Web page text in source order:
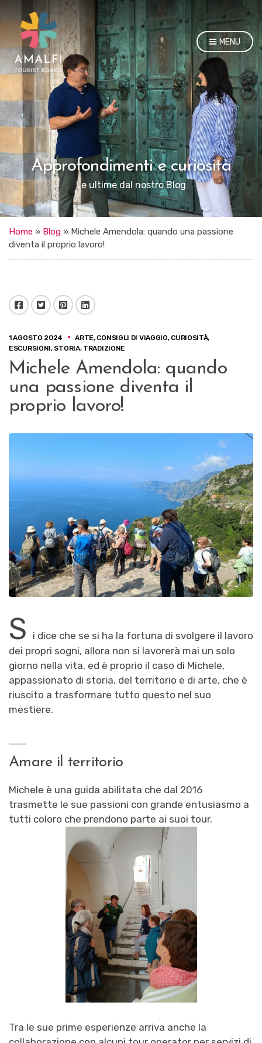
MENU
Approfondimenti e curiosità
Le ultime dal nostro Blog
Home » Blog » Michele Amendola: quando una passione
diventa il proprio lavoro!
Facebook Twitter Pinterest LinkedIn
1 AGOSTO 2024 ARTE, CONSIGLI DI VIAGGIO, CURIOSITÀ,
ESCURSIONI, STORIA, TRADIZIONE
Michele Amendola: quando
una passione diventa il
proprio lavoro!
S
i dice che se si ha la fortuna di svolgere il lavoro
dei propri sogni, allora non si lavorerà mai un solo
giorno nella vita, ed è proprio il caso di Michele,
appassionato di storia, del territorio e di arte, che è
riuscito a trasformare tutto questo nel suo
mestiere.
Amare il territorio
Michele è una guida abilitata che dal 2016
trasmette le sue passioni con grande entusiasmo a
tutti coloro che prendono parte ai suoi tour.
Tra le sue prime esperienze arriva anche la